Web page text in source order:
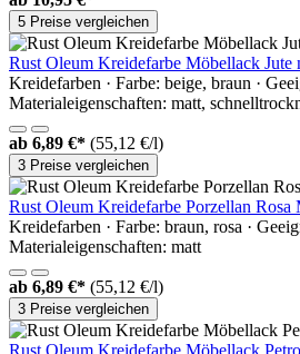
5 Preise vergleichen
Rust Oleum Kreidefarbe Möbellack Jute
Kreidefarben · Farbe: beige, braun ·
Materialeigenschaften: matt,
ab 6,89 €* (55,12 €/l)
3 Preise vergleichen
Rust Oleum Kreidefarbe Porzellan Rosa
Kreidefarben · Farbe: braun, rosa ·
Materialeigenschaften: matt
ab 6,89 €* (55,12 €/l)
3 Preise vergleichen
Rust Oleum Kreidefarbe Möbellack